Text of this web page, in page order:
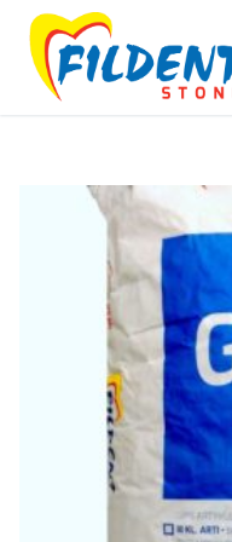
GIPSY DENTYSTYCZNE
GIPSY II KLASY
GIPSY III KLASY
GIPSY MODELOWE
GIPSY
GIPSY
GIPSY IV KLASY